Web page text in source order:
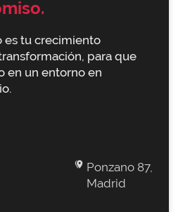
es tu crecimiento
para que
en un entorno en
Ponzano 87,
Madrid